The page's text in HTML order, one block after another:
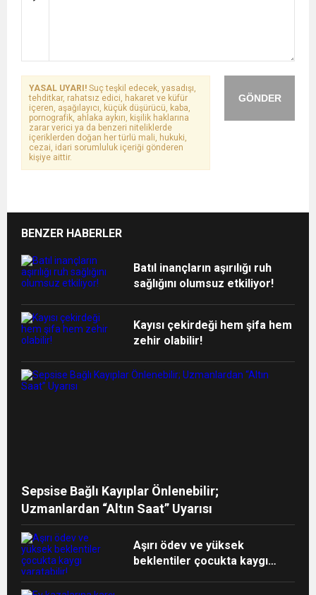
GÖNDER
YASAL UYARI! Suç teşkil edecek, yasadışı,
tehditkar, rahatsız edici, hakaret ve küfür
içeren, aşağılayıcı, küçük düşürücü, kaba,
pornografik, ahlaka aykırı, kişilik haklarına
zarar verici ya da benzeri niteliklerde
içeriklerden doğan her türlü mali, hukuki,
cezai, idari sorumluluk içeriği gönderen
kişiye aittir.
BENZER HABERLER
Batıl inançların aşırılığı ruh
sağlığını olumsuz etkiliyor!
Kayısı çekirdeği hem şifa hem
zehir olabilir!
Sepsise Bağlı Kayıplar Önlenebilir;
Uzmanlardan “Altın Saat” Uyarısı
Aşırı ödev ve yüksek
beklentiler çocukta kaygı